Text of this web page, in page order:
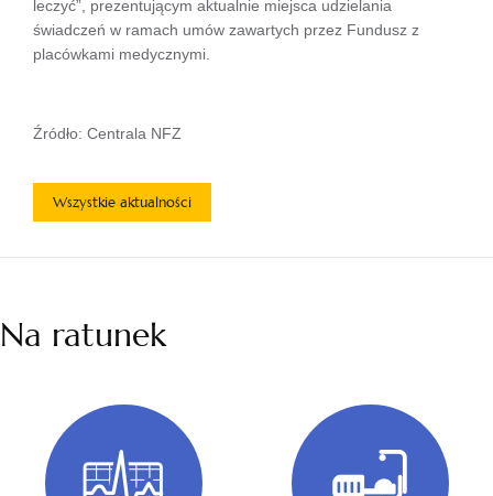
leczyć”, prezentującym aktualnie miejsca udzielania
świadczeń w ramach umów zawartych przez Fundusz z
placówkami medycznymi.
Źródło: Centrala NFZ
Wszystkie aktualności
Na ratunek